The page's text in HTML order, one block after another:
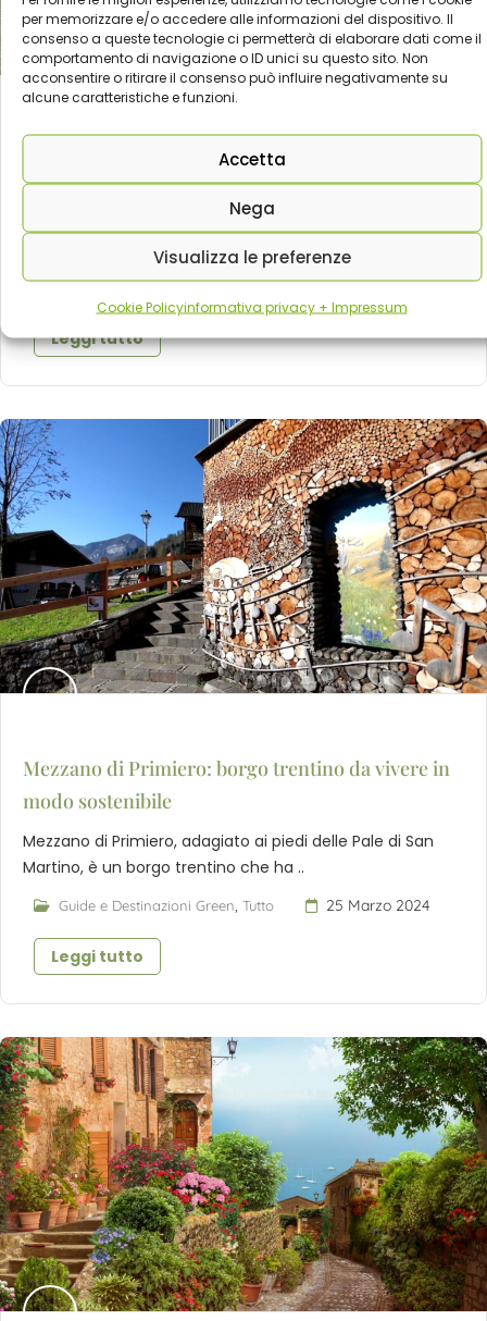
per memorizzare e/o accedere alle informazioni del dispositivo. Il
consenso a queste tecnologie ci permetterà di elaborare dati come il
comportamento di navigazione o ID unici su questo sito. Non
acconsentire o ritirare il consenso può influire negativamente su
alcune caratteristiche e funzioni.
Accetta
Nega
Visualizza le preferenze
Cookie Policyinformativa privacy + Impressum
Weekend in Umbria: un viaggio slow tra borghi
incantati e natura
L'Umbria, con i suoi paesaggi pittoreschi, i borghi
medievali e le città storiche, è la dest..
Guide e Destinazioni Green,Tutto 2 Maggio 2024
Leggi tutto
Mezzano di Primiero: borgo trentino da vivere in
modo sostenibile
Mezzano di Primiero, adagiato ai piedi delle Pale di San
Martino, è un borgo trentino che ha ..
Guide e Destinazioni Green Tutto 25 Marzo 2024
Leggi tutto